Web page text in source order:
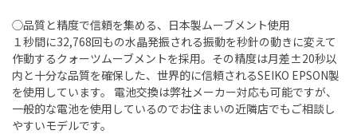
◯品質と精度で信頼を集める、日本製ムーブメント使用
１秒間に32,768回もの水晶発振される振動を秒針の動きに変えて
作動するクォーツムーブメントを採用。その精度は月差±20秒以
内と十分な品質を確保した、世界的に信頼されるSEIKO EPSON製
を使用しています。 電池交換は弊社メーカー対応も可能ですが、
一般的な電池を使用しているのでお住まいの近隣店でもご相談し
やすいモデルです。